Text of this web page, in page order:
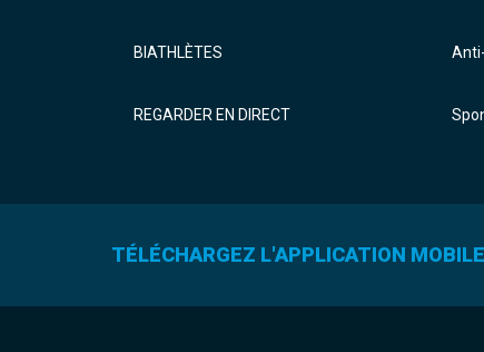
BIATHLÈTES
REGARDER EN DIRECT
TÉLÉCHARGEZ L'APPLICATION